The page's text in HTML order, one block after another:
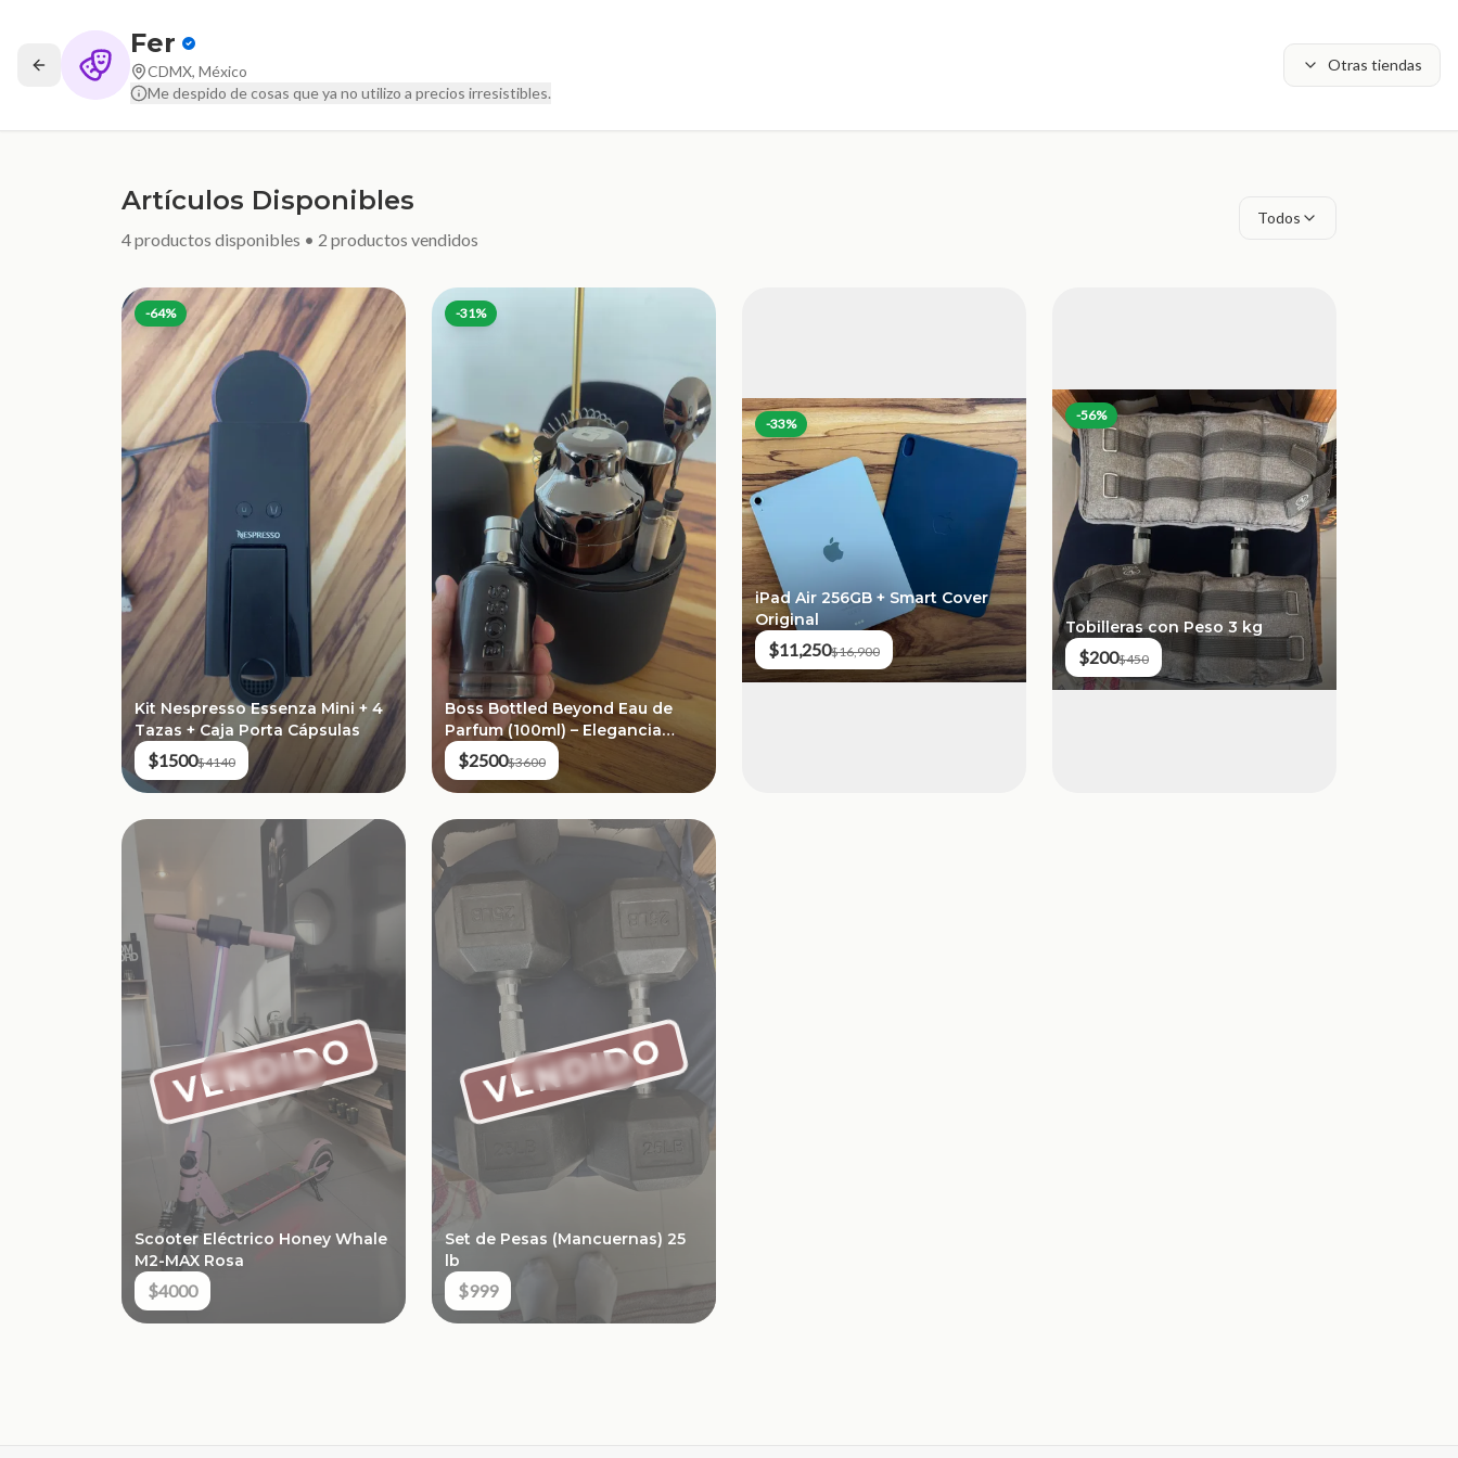
Fer
CDMX, México
Me despido de cosas que ya no utilizo a precios irresistibles.
Otras tiendas
Artículos Disponibles
4productos disponibles • 2 productos vendidos
Todos
-64%
Kit Nespresso Essenza Mini + 4
Tazas + Caja Porta Cápsulas
$1500$4140
-31%
Boss Bottled Beyond Eau de
Parfum (100ml) – Elegancia
Masculina
$2500$3600
-33%
iPad Air 256GB + Smart Cover
Original
$11,250$16,900
-56%
Tobilleras con Peso 3 kg
$200$450
VENDIDO
Scooter Eléctrico Honey Whale
M2-MAX Rosa
$4000
VENDIDO
Set de Pesas (Mancuernas) 25
lb
$999